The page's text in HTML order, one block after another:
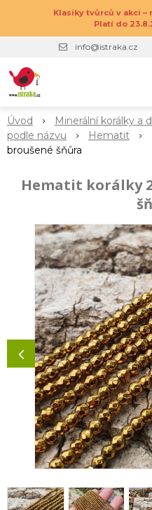
Klasiky tvůrců v akci –
Platí do
info@istraka.cz
Úvod Minerální korálky a
podle názvu
Hematit
broušené šňůra
Hematit korálky